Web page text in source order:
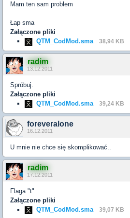
Mam ten sam problem
Łap sma
Załączone pliki
QTM_CodMod.sma
38,94 KB
radim
13.12.2011
Spróbuj.
Załączone pliki
QTM_CodMod.sma
39,24 KB
foreveralone
16.12.2011
U mnie nie chce się skomplikować..
radim
17.12.2011
Flaga "t"
Załączone pliki
QTM_CodMod.sma
39,07 KB